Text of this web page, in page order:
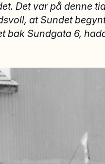
Det var på denne
at Sundet
bak Sundgata 6,